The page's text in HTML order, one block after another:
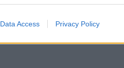
Data Access Privacy Policy